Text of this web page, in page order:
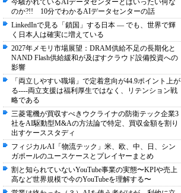
今騒がれているAIデータセンターとはいったい何な
のか?!! 10分でわかるAIデータセンターの話
LinkedInで見る「鎖国」する日本 ― でも、世界で輝
く日本人は確実に増えている
2027年メモリ市場展望：DRAM供給不足の長期化と
NAND Flash供給緩和が及ぼすクラウド設備投資への
影響
「両立しやすい職場」で定着意向が44.9ポイント上が
る----両立支援は福利厚生ではなく、リテンション戦
略である
三菱電機が買収すべきウクライナの防衛テック企業3
社をAI駆動型M&Aの方法論で特定、買収金額を割り
出すケーススタディ
フィジカルAI「物流テック」米、欧、中、日、シン
ガポールのユースケースとプレイヤーまとめ
割と知られていないYouTube事業の実態〜KPIや売上
高など世界規模で今のYouTubeを理解する〜